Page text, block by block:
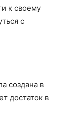
к своему
с
создана в
достаток в